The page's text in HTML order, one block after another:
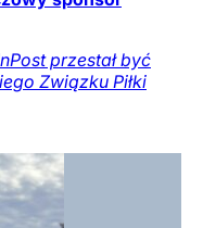
przestał być
Związku Piłki